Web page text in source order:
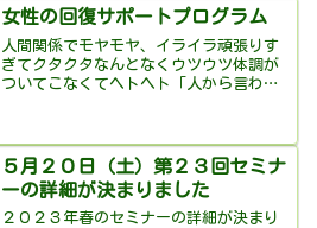
す。
女性の回復サポートプログラム
人間関係でモヤモヤ、イライラ頑張りす
ぎてクタクタなんとなくウツウツ体調が
ついてこなくてヘトヘト「人から言われ
やすい」「娘として、妻として、母とし
て、こうでなければという...
５月２０日（土）第２３回セミナ
ーの詳細が決まりました
２０２３年春のセミナーの詳細が決まり